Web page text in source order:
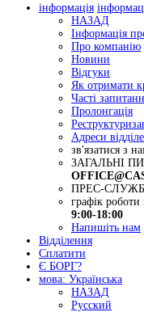
інформація
НАЗАД
Інформація
Про компанію
Новини
Відгуки
Як отримати
Часті
Пролонгація
Адреси
зв'язатися з
ЗАГАЛЬНІ
ПРЕС-
графік роботи
9:00-18:00
Напишіть нам
Відділення
Сплатити
Є БОРГ?
мова: Українська
НАЗАД
Русский